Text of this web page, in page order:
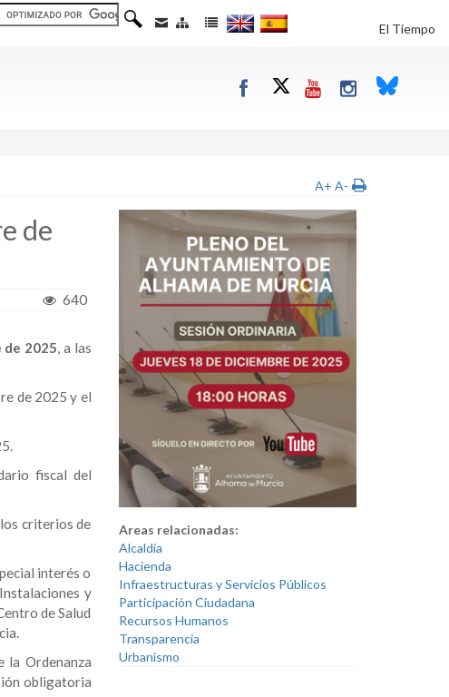
El Tiempo
A+ A-
de
640
de 2025, a las
de 2025 y el
fiscal del
criterios de
interés o
y
de Salud
la Ordenanza
obligatoria
Areas relacionadas:
Alcaldía
Hacienda
Infraestructuras y Servicios Públicos
Participación Ciudadana
Recursos Humanos
Transparencia
Urbanismo